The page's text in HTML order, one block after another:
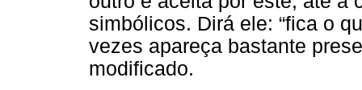
simbólicos. Dirá ele: “fica o
vezes apareça bastante
modificado.